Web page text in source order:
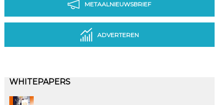
METAALNIEUWSBRIEF
ADVERTEREN
WHITEPAPERS